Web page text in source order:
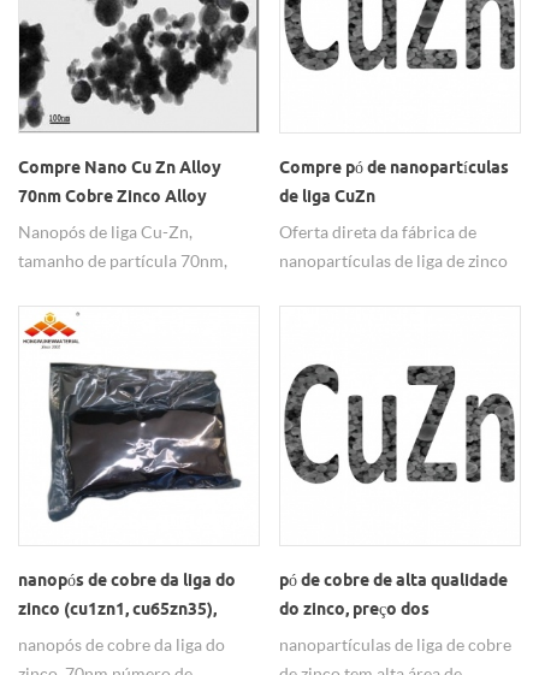
Compre Nano Cu Zn Alloy
70nm Cobre Zinco Alloy
Nanopowders Cu-Zn
Nanoparticles
Nanopós de liga Cu-Zn,
tamanho de partícula 70nm,
Se precisar de outro tamanho de
partícula, entre em contato
conosco para personalizar o
serviço para verificar a
viabilidade, obrigado.
Compre pó de nanopartículas
de liga CuZn
Oferta direta da fábrica de
nanopartículas de liga de zinco
nanopós de cobre da liga do
zinco (cu1zn1, cu65zn35),
nanopós de cobre da liga do
pó de cobre de alta qualidade
do zinco, preço dos
nanoparticles da liga do cuzn
nanopartículas de liga de cobre